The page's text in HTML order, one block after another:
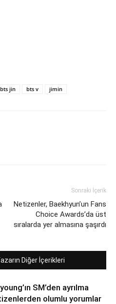
bts jin bts v jimin
Sonraki İçerik
Netizenler, Baekhyun’un Fans
Choice Awards’da üst
sıralarda yer almasına şaşırdı
Diğer İçerikleri
SM’den ayrılma
olumlu yorumlar